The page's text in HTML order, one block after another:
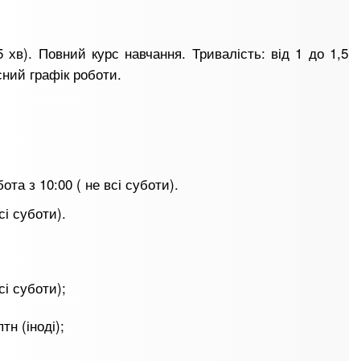
Повний курс навчання. Тривалість: від 1 до 1,5
графік роботи.
з 10:00 ( не всі суботи).
суботи).
суботи);
(іноді);